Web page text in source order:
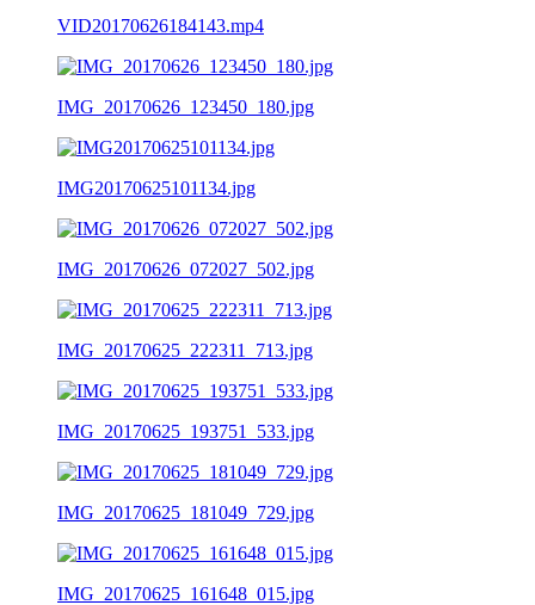
VID20170626184143.mp4
IMG_20170626_123450_180.jpg
IMG20170625101134.jpg
IMG_20170626_072027_502.jpg
IMG_20170625_222311_713.jpg
IMG_20170625_193751_533.jpg
IMG_20170625_181049_729.jpg
IMG_20170625_161648_015.jpg